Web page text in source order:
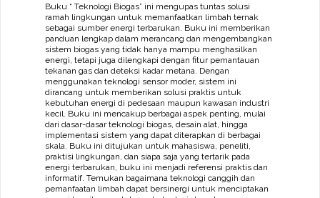
Buku “ Teknologi Biogas” ini mengupas tuntas solusi
ramah lingkungan untuk memanfaatkan limbah ternak
sebagai sumber energi terbarukan. Buku ini memberikan
panduan lengkap dalam merancang dan mengembangkan
sistem biogas yang tidak hanya mampu menghasilkan
energi, tetapi juga dilengkapi dengan fitur pemantauan
tekanan gas dan deteksi kadar metana. Dengan
menggunakan teknologi sensor moder, sistem ini
dirancang untuk memberikan solusi praktis untuk
kebutuhan energi di pedesaan maupun kawasan industri
kecil. Buku ini mencakup berbagai aspek penting, mulai
dari dasar-dasar teknologi biogas, desain alat, hingga
implementasi sistem yang dapat diterapkan di berbagai
skala. Buku ini ditujukan untuk mahasiswa, peneliti,
praktisi lingkungan, dan siapa saja yang tertarik pada
energi terbarukan, buku ini menjadi referensi praktis dan
informatif. Temukan bagaimana teknologi canggih dan
pemanfaatan limbah dapat bersinergi untuk menciptakan